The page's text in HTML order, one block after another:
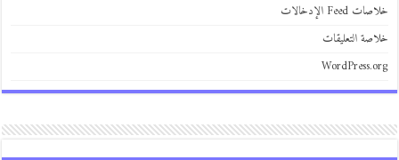
خلاصات Feed الإدخالات
خلاصة التعليقات
WordPress.org